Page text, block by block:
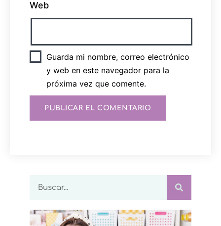
Web
Guarda mi nombre, correo electrónico
y web en este navegador para la
próxima vez que comente.